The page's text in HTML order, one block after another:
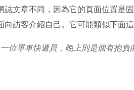
誌文章不同，因為它的頁面位置是
向訪客介紹自己。它可能類似下面
位單車快遞員，晚上則是個有抱